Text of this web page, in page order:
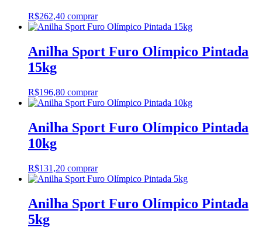
R$262,40 comprar
Anilha Sport Furo Olímpico Pintada
15kg
R$196,80 comprar
Anilha Sport Furo Olímpico Pintada
10kg
R$131,20 comprar
Anilha Sport Furo Olímpico Pintada
5kg